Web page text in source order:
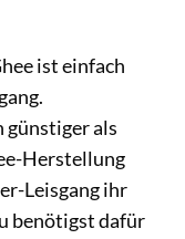
ist einfach
günstiger als
Herstellung
Leisgang ihr
benötigst dafür